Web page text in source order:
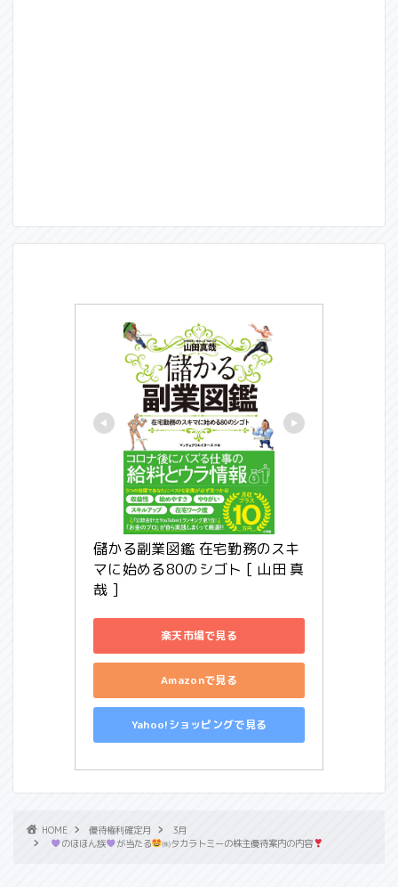
儲かる副業図鑑 在宅勤務のスキ
マに始める80のシゴト [ 山田 真
哉 ]
楽天市場で見る
Amazonで見る
Yahoo!ショッピングで見る
HOME 優待権利確定月
3月
のほほん族
が当たる ㈱タカラトミーの株主優待案内の内容